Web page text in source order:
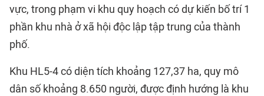
vực, trong phạm vi khu quy hoạch có dự kiến bố trí 1
phần khu nhà ở xã hội độc lập tập trung của thành
phố.
Khu HL5-4 có diện tích khoảng 127,37 ha, quy mô
dân số khoảng 8.650 người, được định hướng là khu